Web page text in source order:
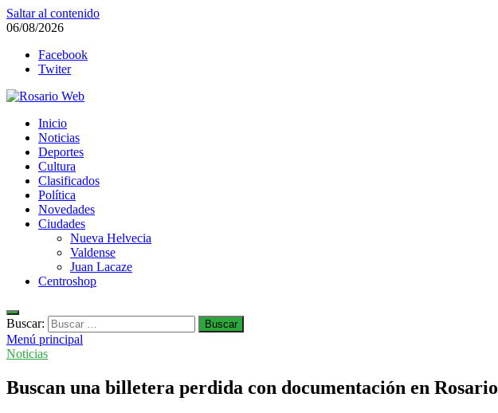
Saltar al contenido
06/08/2026
Facebook
Twiter
Rosario Web
Todas la noticias de Rosario y la zona
Inicio
Noticias
Deportes
Cultura
Clasificados
Política
Novedades
Ciudades
Nueva Helvecia
Valdense
Juan Lacaze
Centroshop
Buscar:
Menú principal
Noticias
Buscan una billetera perdida con documentación en Rosario